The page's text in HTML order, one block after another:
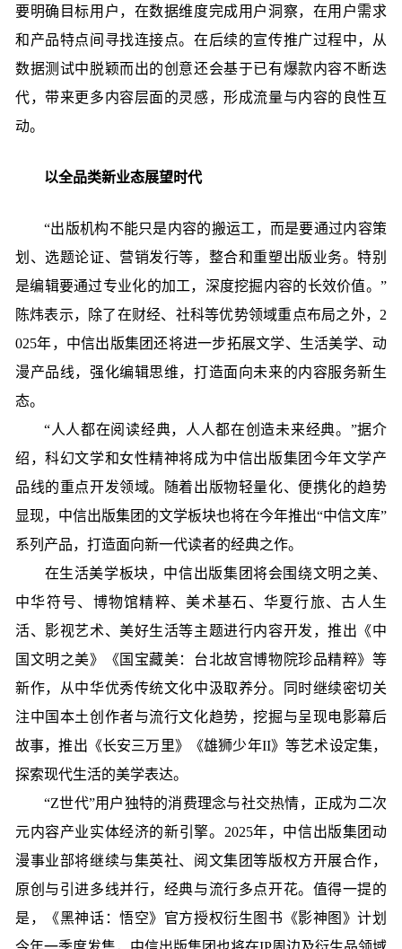
要明确目标用户，在数据维度完成用户洞察，在用户需求
和产品特点间寻找连接点。在后续的宣传推广过程中，从
数据测试中脱颖而出的创意还会基于已有爆款内容不断迭
代，带来更多内容层面的灵感，形成流量与内容的良性互
动。
以全品类新业态展望时代
“出版机构不能只是内容的搬运工，而是要通过内容策
划、选题论证、营销发行等，整合和重塑出版业务。特别
是编辑要通过专业化的加工，深度挖掘内容的长效价值。”
陈炜表示，除了在财经、社科等优势领域重点布局之外，2
025年，中信出版集团还将进一步拓展文学、生活美学、动
漫产品线，强化编辑思维，打造面向未来的内容服务新生
态。
“人人都在阅读经典，人人都在创造未来经典。”据介
绍，科幻文学和女性精神将成为中信出版集团今年文学产
品线的重点开发领域。随着出版物轻量化、便携化的趋势
显现，中信出版集团的文学板块也将在今年推出“中信文库”
系列产品，打造面向新一代读者的经典之作。
在生活美学板块，中信出版集团将会围绕文明之美、
中华符号、博物馆精粹、美术基石、华夏行旅、古人生
活、影视艺术、美好生活等主题进行内容开发，推出《中
国文明之美》《国宝藏美：台北故宫博物院珍品精粹》等
新作，从中华优秀传统文化中汲取养分。同时继续密切关
注中国本土创作者与流行文化趋势，挖掘与呈现电影幕后
故事，推出《长安三万里》《雄狮少年II》等艺术设定集，
探索现代生活的美学表达。
“Z世代”用户独特的消费理念与社交热情，正成为二次
元内容产业实体经济的新引擎。2025年，中信出版集团动
漫事业部将继续与集英社、阅文集团等版权方开展合作，
原创与引进多线并行，经典与流行多点开花。值得一提的
是，《黑神话：悟空》官方授权衍生图书《影神图》计划